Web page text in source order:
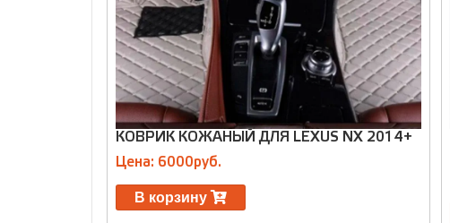
КОВРИК КОЖАНЫЙ ДЛЯ LEXUS NX 2014+
Цена: 6000руб.
В корзину